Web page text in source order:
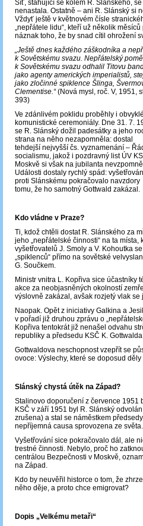
Síť, stahující se kolem R. Slánského,
nenastala. Ostatně – ani R. Slánský si
Vždyť ještě v květnovém čísle
„nepřátele lidu“, kteří už několik
náznak toho, že by snad cítil ohrožení
„Ještě dnes každého záškodníka a
k Sovětskému svazu. Nepřátelský
k Sovětskému svazu odhalil Titovu
jako agenty amerických imperialistů,
jako zločinné spiklence Šlinga,
Clementise.“(Nová mysl, roč. V, 1951,
393)
Ve zdánlivém poklidu proběhly i obvyklé
komunistické ceremoniály. Dne 31. 7.
se R. Slánský dožil padesátky a jeho
strana na něho nezapomněla: dostal
tehdejší nejvyšší čs. vyznamenání –
socialismu, jakož i pozdravný list ÚV
Moskvě si však na jubilanta
Události dostaly rychlý spád:
proti Slánskému pokračovalo navzdory
tomu, že ho samotný Gottwald zakázal.
Kdo vládne v Praze?
Ti, kdož chtěli dostat R. Slánského za
jeho „nepřátelské činnosti“ na ta
vyšetřovatelů J. Smoly a V. Kohoutka
„spiklenců“ přímo na sovětské
G. Součkem.
Ministr vnitra L. Kopřiva sice účastníky
akce za neobjasněných okolností
výslovně zakázal, avšak rozjetý vlak
Naopak. Opět z iniciativy Galkina a
v pořadí již druhou zprávu o
Kopřiva tentokrát již nenašel odvahu
republiky a předsedu KSČ K.
Gottwaldova neschopnost vzepřít se
ovoce: Výslechy, které se doposud
Slánský chystá útěk na Západ?
Stalinovo doporučení z července 1951
KSČ v září 1951 byl R. Slánský
zrušena) a stal se náměstkem
nepříjemná causa sprovozena ze světa.
Vyšetřování sice pokračovalo dál, ale
trestné činnosti. Nebylo, proč ho
centrálou Bezpečnosti v Moskvě,
na Západ.
Kdo by neuvěřil historce o tom, že
něho děje, a proto chce emigrovat?
Dopis „Velkému metaři“